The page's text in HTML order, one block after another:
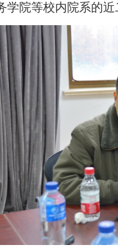
院等校内院系的近